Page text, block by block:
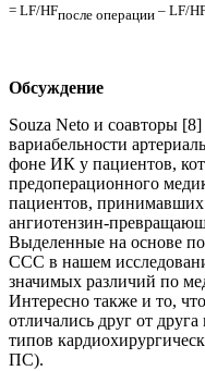
= LF/HFпосле операции ‒ LF/
Обсуждение
Souza Neto и соавторы
вариабельности
фоне ИК у пациентов,
предоперационного
пациентов,
ангиотензин-
Выделенные на основе
ССС в нашем
значимых различий по
Интересно также и то,
отличались друг от
типов
ПС).